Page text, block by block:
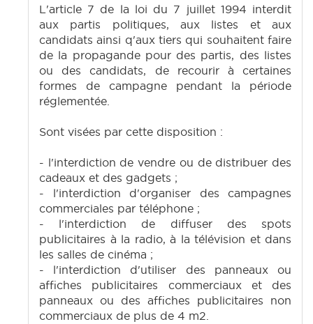
L'article 7 de la loi du 7 juillet 1994 interdit
aux partis politiques, aux listes et aux
candidats ainsi q'aux tiers qui souhaitent faire
de la propagande pour des partis, des listes
ou des candidats, de recourir à certaines
formes de campagne pendant la période
réglementée.
Sont visées par cette disposition :
- l'interdiction de vendre ou de distribuer des
cadeaux et des gadgets ;
- l'interdiction d'organiser des campagnes
commerciales par téléphone ;
- l'interdiction de diffuser des spots
publicitaires à la radio, à la télévision et dans
les salles de cinéma ;
- l'interdiction d'utiliser des panneaux ou
affiches publicitaires commerciaux et des
panneaux ou des affiches publicitaires non
commerciaux de plus de 4 m2.